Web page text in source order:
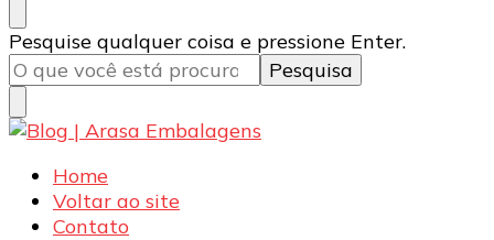
Blog | Arasa Embalagens
Confira conteúdos sobre embalagens para pizzas,
doces e salgados. Tudo para seu comércio com a
qualidade Arasa. Leia nossos conteúdos!
Procurando
algo?
Pesquise qualquer coisa e pressione Enter.
Blog | Arasa Embalagens
Confira conteúdos sobre embalagens para pizzas,
doces e salgados. Tudo para seu comércio com a
qualidade Arasa. Leia nossos conteúdos!
Home
Voltar ao site
Contato